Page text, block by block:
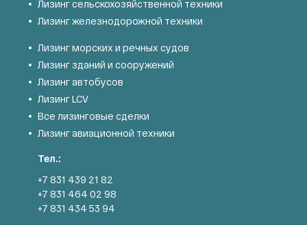
Лизинг сельскохозяйственной техники
Лизинг железнодорожной техники
Лизинг морских и речных судов
Лизинг зданий и сооружений
Лизинг автобусов
Лизинг LCV
Все лизинговые сделки
Лизинг авиационной техники
Тел.:
+7 831 439 21 82
+7 831 464 02 98
+7 831 434 53 94